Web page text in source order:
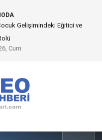
Fonksiyonel Rolü
Cum